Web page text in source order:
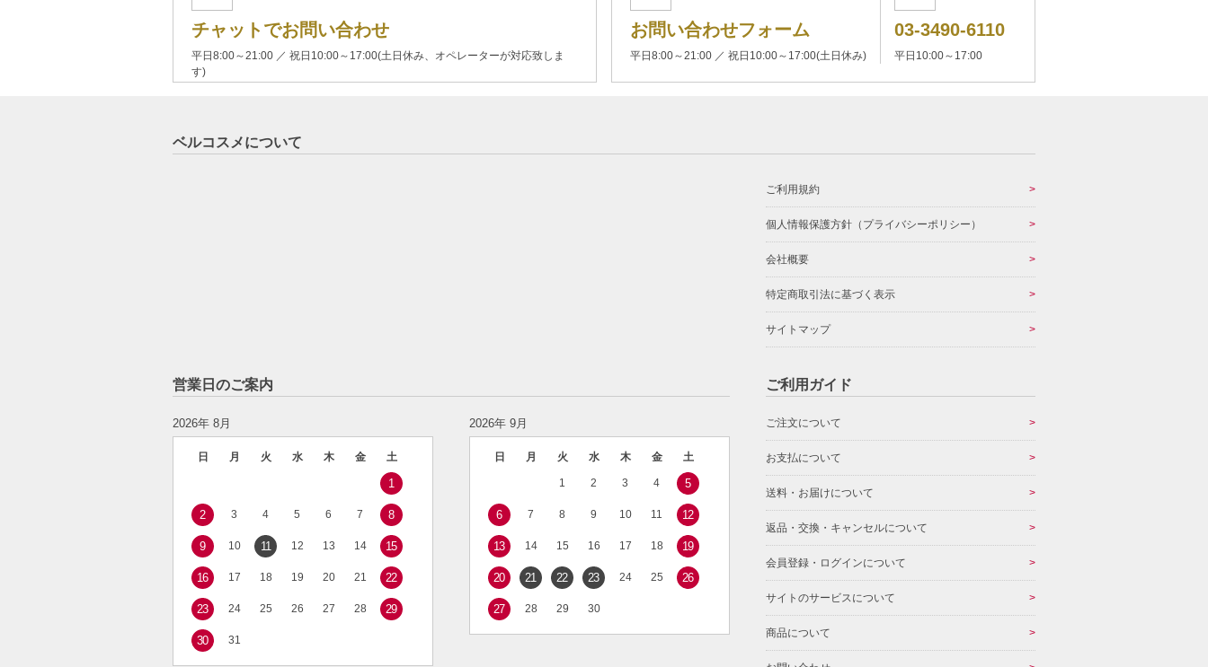
チャットでお問い合わせ
平日8:00～21:00 ／ 祝日10:00～17:00(土日休み、オペレーターが対応致しま
す)
お問い合わせフォーム
平日8:00～21:00 ／ 祝日10:00～17:00(土日休み)
03-3490-6110
平日10:00～17:00
ベルコスメについて
ご利用規約
個人情報保護方針（プライバシーポリシー）
会社概要
特定商取引法に基づく表示
サイトマップ
営業日のご案内
2026年 8月
日 月 火 水 木 金 土
1
2 3 4 5 6 7 8
9 10 11 12 13 14 15
16 17 18 19 20 21 22
23 24 25 26 27 28 29
30 31
2026年 9月
日 月 火 水 木 金 土
1 2 3 4 5
6 7 8 9 10 11 12
13 14 15 16 17 18 19
20 21 22 23 24 25 26
27 28 29 30
ご利用ガイド
ご注文について
お支払について
送料・お届けについて
返品・交換・キャンセルについて
会員登録・ログインについて
サイトのサービスについて
商品について